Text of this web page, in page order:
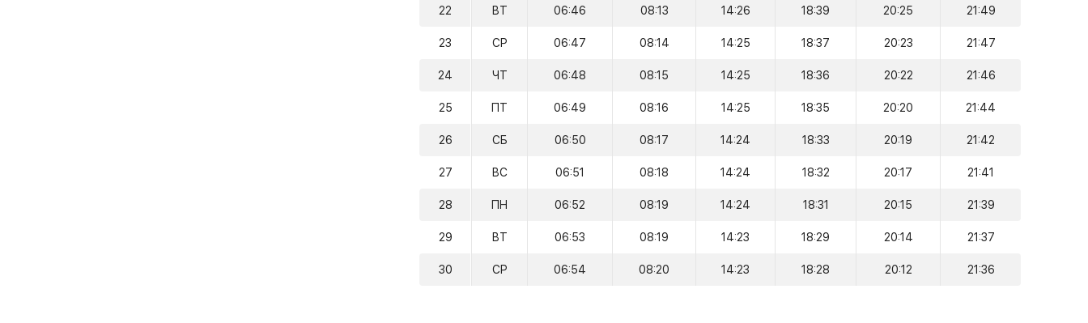
22 ВТ 06:46 08:13 14:26 18:39 20:25 21:49
23 СР 06:47 08:14 14:25 18:37 20:23 21:47
24 ЧТ 06:48 08:15 14:25 18:36 20:22 21:46
25 ПТ 06:49 08:16 14:25 18:35 20:20 21:44
26 СБ 06:50 08:17 14:24 18:33 20:19 21:42
27 ВС 06:51 08:18 14:24 18:32 20:17 21:41
28 ПН 06:52 08:19 14:24 18:31 20:15 21:39
29 ВТ 06:53 08:19 14:23 18:29 20:14 21:37
30 СР 06:54 08:20 14:23 18:28 20:12 21:36